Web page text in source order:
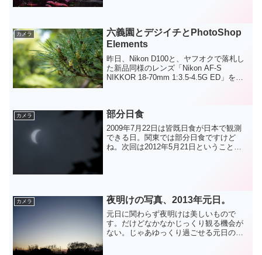
カメラ
六義園とデジイチとPhotoShop
Elements
昨日、Nikon D100と、ヤフオクで落札し
た新品同様のレンズ「Nikon AF-S
NIKKOR 18-70mm 1:3.5-4.5G ED」を携
カメラ 部分日食
2009年7月22日は皆既日食が日本で観測
できる日。関東では部分日食ですけど
ね。次回は2012年5月21日ということ
カメラ 夜明けの写真、2013年元日。
元日に関わらず夜明けは美しいもので
す。だけどなかなかじっくり観る機会が
ない。じゃあゆっくり過ごせる元日の朝